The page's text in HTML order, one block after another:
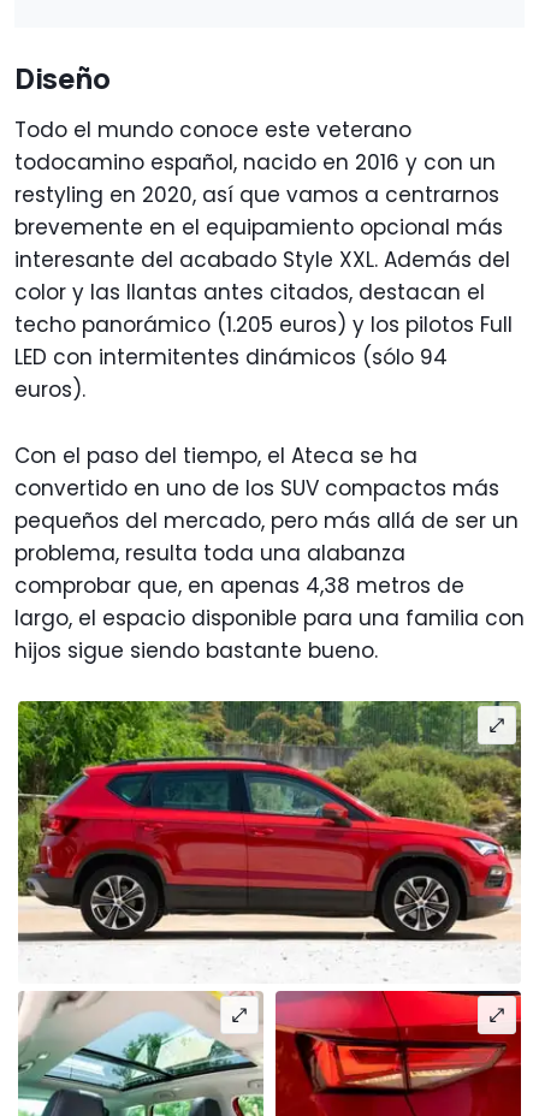
Diseño
Todo el mundo conoce este veterano
todocamino español, nacido en 2016 y con un
restyling en 2020, así que vamos a centrarnos
brevemente en el equipamiento opcional más
interesante del acabado Style XXL. Además del
color y las llantas antes citados, destacan el
techo panorámico (1.205 euros) y los pilotos Full
LED con intermitentes dinámicos (sólo 94
euros).
Con el paso del tiempo, el Ateca se ha
convertido en uno de los SUV compactos más
pequeños del mercado, pero más allá de ser un
problema, resulta toda una alabanza
comprobar que, en apenas 4,38 metros de
largo, el espacio disponible para una familia con
hijos sigue siendo bastante bueno.